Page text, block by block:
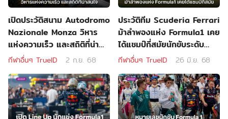
เปิดประวัติสนาม Autodromo
Nazionale Monza วิหาร
แห่งความเร็ว และสถิติที่น่า
สนใจ
กีฬาอื่นๆ TrueID 2 ก.ย. 68
ประวัติทีม Scuderia Ferrari
ม้าลำพองแห่ง Formula1 เคย
ได้แชมป์กี่สมัยนักขับระดับ
ตำนานมีใครบ้าง
กีฬาอื่นๆ TrueID 26 มิ.ย. 68